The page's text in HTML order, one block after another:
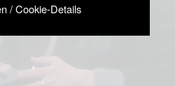
/ Cookie-Details